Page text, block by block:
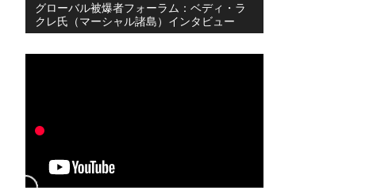
グローバル被爆者フォーラム：ベディ・ラ
クレ氏（マーシャル諸島）インタビュー